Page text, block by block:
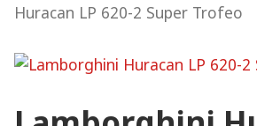
Huracan LP 620-2 Super Trofeo